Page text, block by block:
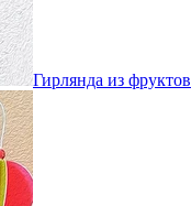
Гирлянда из фруктов